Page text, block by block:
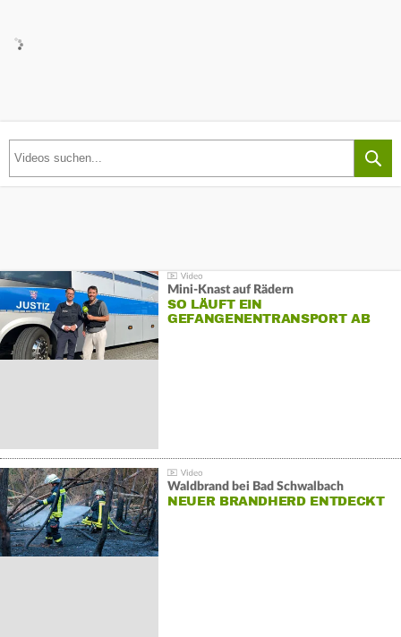
Mini-Knast auf Rädern
SO LÄUFT EIN
GEFANGENENTRANSPORT AB
Waldbrand bei Bad Schwalbach
NEUER BRANDHERD ENTDECKT